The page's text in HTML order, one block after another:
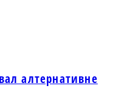
алтернативне